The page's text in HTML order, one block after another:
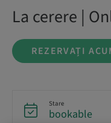
La cerere |
REZERVAȚI
Stare
bookable